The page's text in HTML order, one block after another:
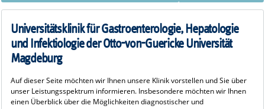
Universitätsklinik für Gastroenterologie, Hepatologie
und Infektiologie der Otto-von-Guericke Universität
Magdeburg
Auf dieser Seite möchten wir Ihnen unsere Klinik vorstellen und Sie über
unser Leistungsspektrum informieren. Insbesondere möchten wir Ihnen
einen Überblick über die Möglichkeiten diagnostischer und